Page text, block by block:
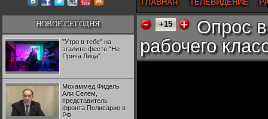
ГЛАВНАЯ ТЕЛЕВИДЕНИЕ
НОВОЕ СЕГОДНЯ
"Утро в тебе" на
эгалите-фесте "Не
Пряча Лица"
Мохаммед Фидель
Али Селем,
представитель
фронта Полисарио в
РФ
+15
Опрос
рабочего